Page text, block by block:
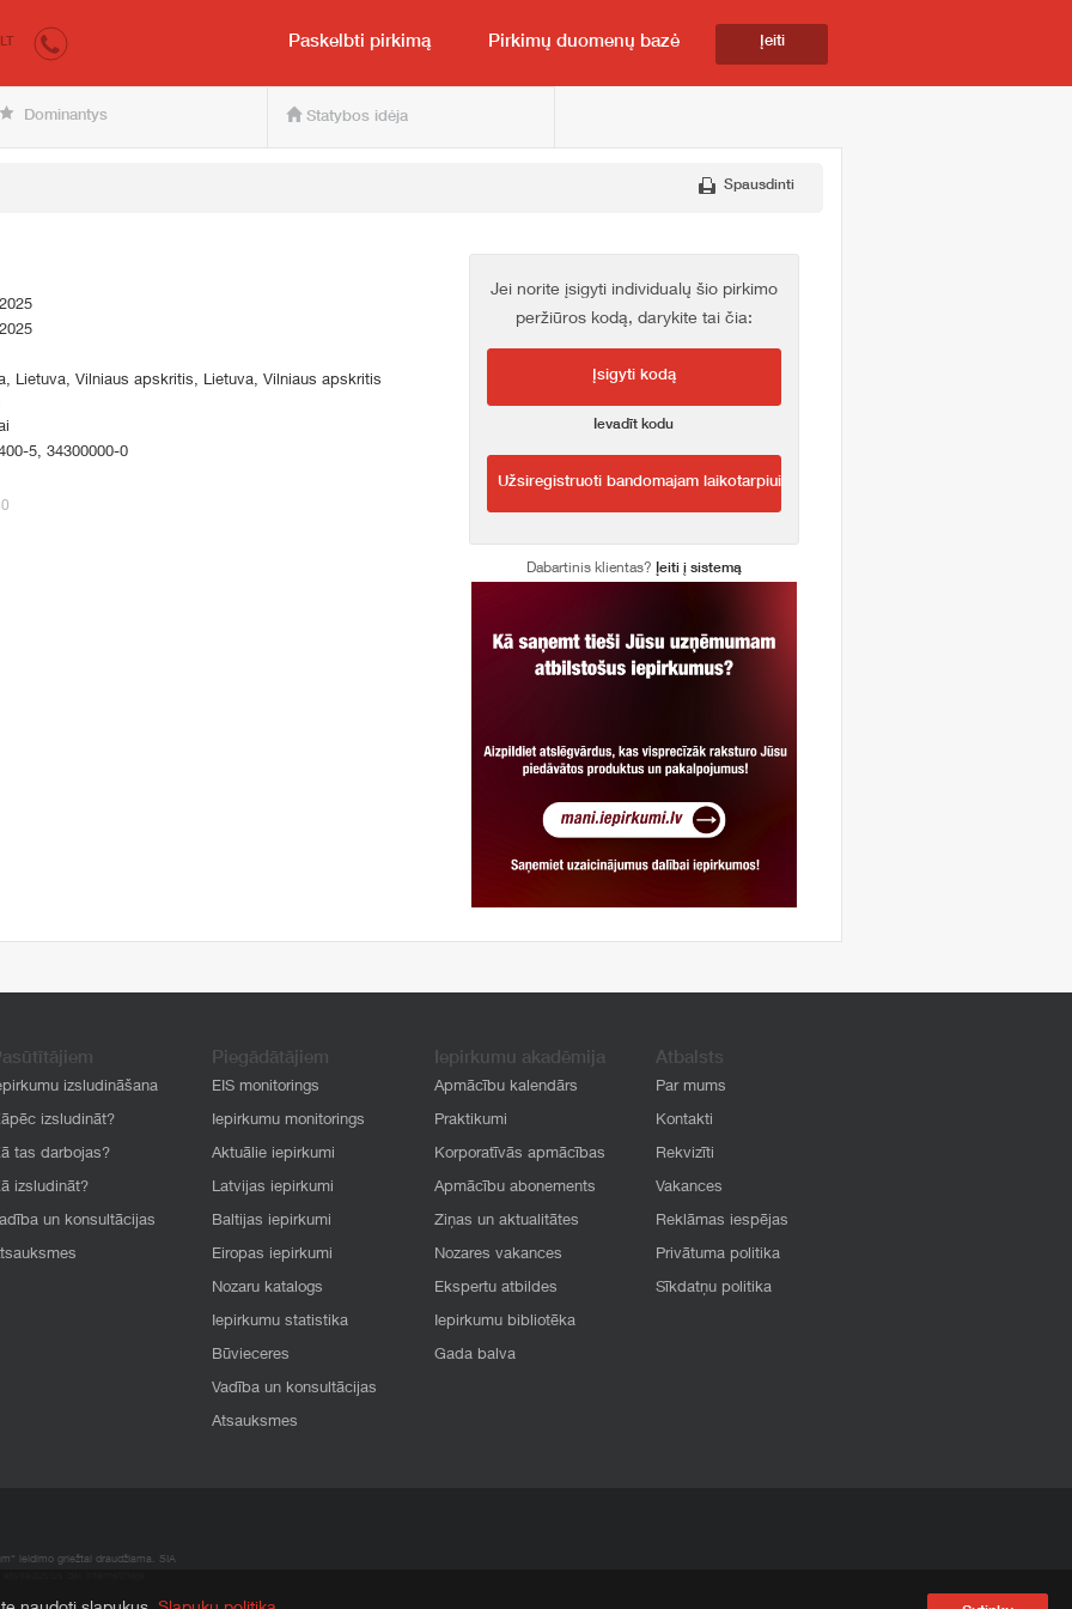
Pirkėjui ir pardavėjui
LT Paskelbti pirkimą Pirkimų duomenų bazė Įeiti
Dominantys Statybos idėja
Spausdinti
Lietuva, Vilniaus apskritis, Lietuva, Vilniaus apskritis
5, 34300000-0
Jei norite įsigyti individualų šio pirkimo
peržiūros kodą, darykite tai čia:
Įsigyti kodą
Ievadīt kodu
Užsiregistruoti bandomajam laikotarpiui
Dabartinis klientas? Įeiti į sistemą
izsludināšana
izsludināt?
tas darbojas?
izsludināt?
un konsultācijas
Piegādātājiem
EIS monitorings
Iepirkumu monitorings
Aktuālie iepirkumi
Latvijas iepirkumi
Baltijas iepirkumi
Eiropas iepirkumi
Nozaru katalogs
Iepirkumu statistika
Būvieceres
Vadība un konsultācijas
Atsauksmes
Iepirkumu akadēmija
Apmācību kalendārs
Praktikumi
Korporatīvās apmācības
Apmācību abonements
Ziņas un aktualitātes
Nozares vakances
Ekspertu atbildes
Iepirkumu bibliotēka
Gada balva
Atbalsts
Par mums
Kontakti
Rekvizīti
Vakances
Reklāmas iespējas
Privātuma politika
Sīkdatņu politika
leidimo griežtai draudžiama. SIA